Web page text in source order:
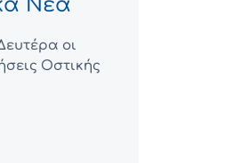
Νέα
οι
Οστικής